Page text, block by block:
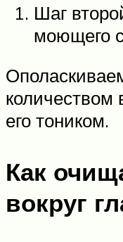
Шаг
моющего
количеством
его тоником.
Как
вокруг